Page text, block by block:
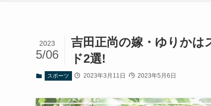
吉田正尚の嫁・ゆりかは
ド2選!
2023
5/06
スポーツ 2023年3月11日 2023年5月6日